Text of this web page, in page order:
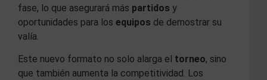
fase, lo que asegurará más partidos y
oportunidades para los equipos de demostrar su
valía.
Este nuevo formato no solo alarga el torneo, sino
que también aumenta la competitividad. Los